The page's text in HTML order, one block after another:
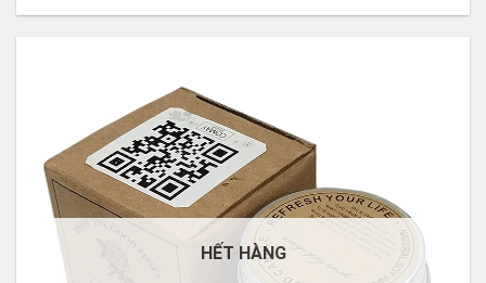
50.000 VNĐ.45.000 VNĐ.
HẾT HÀNG